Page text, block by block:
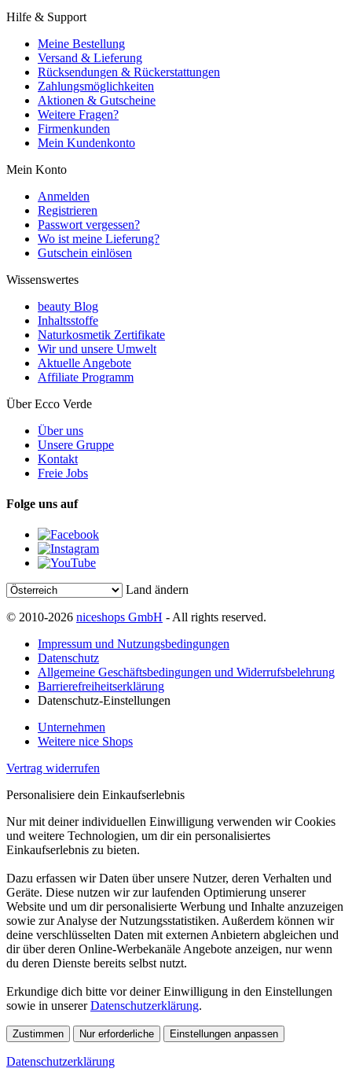
Hilfe & Support
Meine Bestellung
Versand & Lieferung
Rücksendungen & Rückerstattungen
Zahlungsmöglichkeiten
Aktionen & Gutscheine
Weitere Fragen?
Firmenkunden
Mein Kundenkonto
Mein Konto
Anmelden
Registrieren
Passwort vergessen?
Wo ist meine Lieferung?
Gutschein einlösen
Wissenswertes
beauty Blog
Inhaltsstoffe
Naturkosmetik Zertifikate
Wir und unsere Umwelt
Aktuelle Angebote
Affiliate Programm
Über Ecco Verde
Über uns
Unsere Gruppe
Kontakt
Freie Jobs
Folge uns auf
Land ändern
© 2010-2026 niceshops GmbH - All rights reserved.
Impressum und Nutzungsbedingungen
Datenschutz
Allgemeine Geschäftsbedingungen und Widerrufsbelehrung
Barrierefreiheitserklärung
Datenschutz-Einstellungen
Unternehmen
Weitere nice Shops
Vertrag widerrufen
Personalisiere dein Einkaufserlebnis
Nur mit deiner individuellen Einwilligung verwenden wir Cookies
und weitere Technologien, um dir ein personalisiertes
Einkaufserlebnis zu bieten.
Dazu erfassen wir Daten über unsere Nutzer, deren Verhalten und
Geräte. Diese nutzen wir zur laufenden Optimierung unserer
Website und um dir personalisierte Werbung und Inhalte anzuzeigen
sowie zur Analyse der Nutzungsstatistiken. Außerdem können wir
deine verschlüsselten Daten mit externen Anbietern abgleichen und
dir über deren Online-Werbekanäle Angebote anzeigen, nur wenn
du deren Dienste bereits selbst nutzt.
Erkundige dich bitte vor deiner Einwilligung in den Einstellungen
sowie in unsererDatenschutzerklärung.
Zustimmen Nur erforderliche Einstellungen anpassen
Datenschutzerklärung